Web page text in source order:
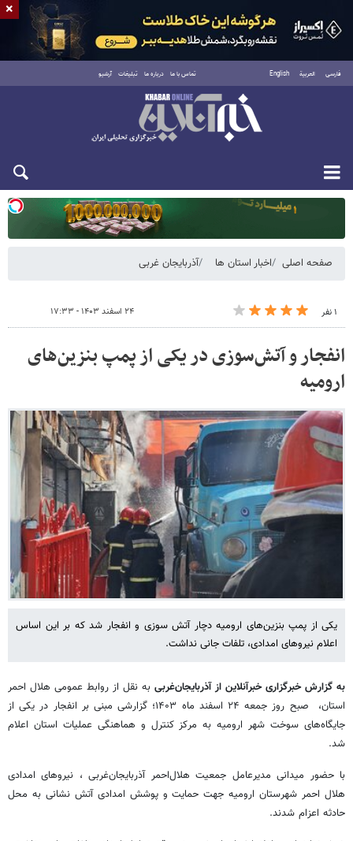
فارسی العربية English تماس با ما درباره ما تبلیغات آرشیو
دوشنبه ۱۹ مرداد ۱۴۰۵
صفحه اصلی اخبار استان ها آذربایجان غربی
۱ نفر ۲۴ اسفند ۱۴۰۳ - ۱۷:۳۳
انفجار و آتش‌سوزی در یکی از پمپ بنزین‌های
ارومیه
یکی از پمپ بنزین‌های ارومیه دچار آتش سوزی و انفجار شد که بر این اساس
اعلام نیروهای امدادی، تلفات جانی نداشت.
به گزارش خبرگزاری خبرآنلاین از آذربایجان‌غربی به نقل از روابط عمومی هلال احمر
استان، صبح روز جمعه ۲۴ اسفند ماه ۱۴۰۳؛ گزارشی مبنی بر انفجار در یکی از
جایگاه‌های سوخت شهر ارومیه به مرکز کنترل و هماهنگی عملیات استان اعلام
شد.
با حضور میدانی مدیرعامل جمعیت هلال‌احمر آذربایجان‌غربی ، نیروهای امدادی
هلال احمر شهرستان ارومیه جهت حمایت و پوشش امدادی آتش نشانی به محل
حادثه اعزام شدند.
×